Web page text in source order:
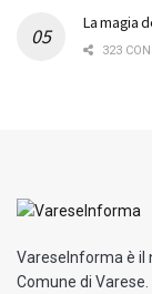
La magia
323
VareseInforma è il
Comune di